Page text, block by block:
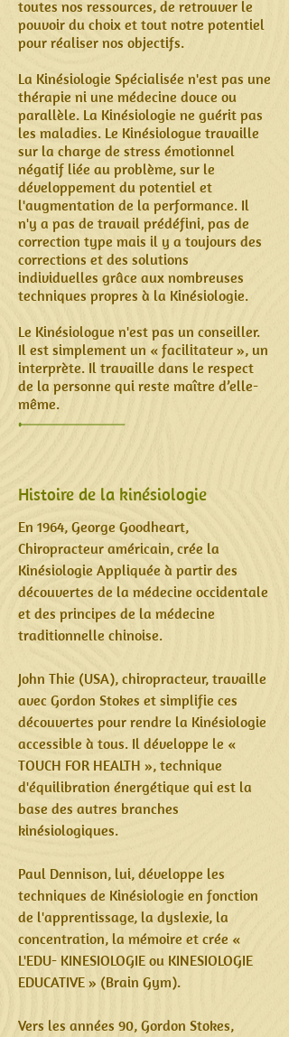
toutes nos ressources, de retrouver le
pouvoir du choix et tout notre potentiel
pour réaliser nos objectifs.
La Kinésiologie Spécialisée n'est pas une
thérapie ni une médecine douce ou
parallèle. La Kinésiologie ne guérit pas
les maladies. Le Kinésiologue travaille
sur la charge de stress émotionnel
négatif liée au problème, sur le
développement du potentiel et
l'augmentation de la performance. Il
n'y a pas de travail prédéfini, pas de
correction type mais il y a toujours des
corrections et des solutions
individuelles grâce aux nombreuses
techniques propres à la Kinésiologie.
Le Kinésiologue n'est pas un conseiller.
Il est simplement un « facilitateur », un
interprète. Il travaille dans le respect
de la personne qui reste maître d’elle-
même.
Histoire de la kinésiologie
En 1964, George Goodheart,
Chiropracteur américain, crée la
Kinésiologie Appliquée à partir des
découvertes de la médecine occidentale
et des principes de la médecine
traditionnelle chinoise.
John Thie (USA), chiropracteur, travaille
avec Gordon Stokes et simplifie ces
découvertes pour rendre la Kinésiologie
accessible à tous. Il développe le «
TOUCH FOR HEALTH », technique
d'équilibration énergétique qui est la
base des autres branches
kinésiologiques.
Paul Dennison, lui, développe les
techniques de Kinésiologie en fonction
de l'apprentissage, la dyslexie, la
concentration, la mémoire et crée «
L'EDU- KINESIOLOGIE ou KINESIOLOGIE
EDUCATIVE » (Brain Gym).
Vers les années 90, Gordon Stokes,